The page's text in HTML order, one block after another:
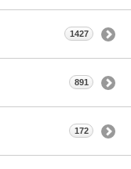
1427
891
172